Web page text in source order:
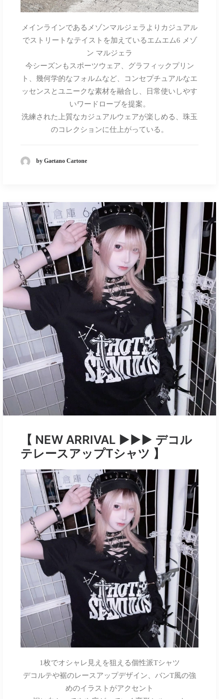
メインラインであるメゾンマルジェラよりカジュアル
でストリートなテイストを加えているエムエム6 メゾ
ン マルジェラ
今シーズンもスポーツウェア、グラフィックプリン
ト、幾何学的なフォルムなど、コンセプチュアルなエ
ッセンスとユニークな素材を融合し、日常使いしやす
いワードローブを提案。
洗練された上質なカジュアルウェアが楽しめる、珠玉
のコレクションに仕上がっている。
by Gaetano Cartone
【 NEW ARRIVAL ▶︎▶︎▶︎ デコル
テレースアップTシャツ 】
1枚でオシャレ見えを狙える個性派Tシャツ
デコルテや裾のレースアップデザイン、バンT風の強
めのイラストがアクセント